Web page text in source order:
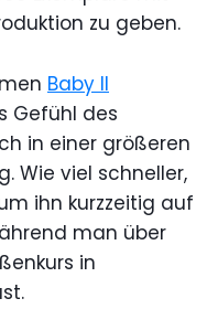
zu geben.
Baby II
Gefühl des
in einer größeren
Wie viel schneller,
ihn kurzzeitig auf
man über
in